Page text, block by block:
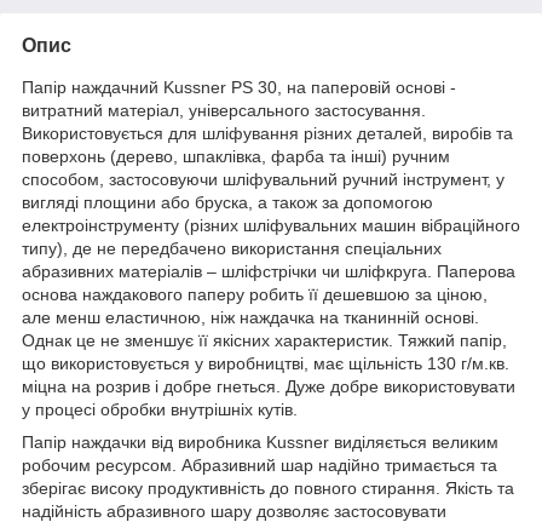
Опис
Папір наждачний Kussner PS 30, на паперовій основі -
витратний матеріал, універсального застосування.
Використовується для шліфування різних деталей, виробів та
поверхонь (дерево, шпаклівка, фарба та інші) ручним
способом, застосовуючи шліфувальний ручний інструмент, у
вигляді площини або бруска, а також за допомогою
електроінструменту (різних шліфувальних машин вібраційного
типу), де не передбачено використання спеціальних
абразивних матеріалів – шліфстрічки чи шліфкруга. Паперова
основа наждакового паперу робить її дешевшою за ціною,
але менш еластичною, ніж наждачка на тканинній основі.
Однак це не зменшує її якісних характеристик. Тяжкий папір,
що використовується у виробництві, має щільність 130 г/м.кв.
міцна на розрив і добре гнеться. Дуже добре використовувати
у процесі обробки внутрішніх кутів.
Папір наждачки від виробника Kussner виділяється великим
робочим ресурсом. Абразивний шар надійно тримається та
зберігає високу продуктивність до повного стирання. Якість та
надійність абразивного шару дозволяє застосовувати